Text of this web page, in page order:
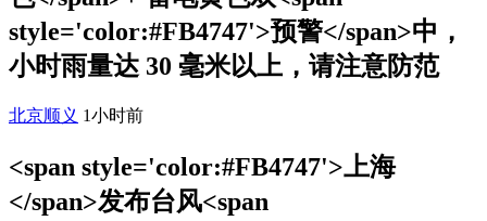
style='color:#FB4747'>预警</span>中，
小时雨量达 30 毫米以上，请注意防范
北京顺义 1小时前
<span style='color:#FB4747'>上海
</span>发布台风<span